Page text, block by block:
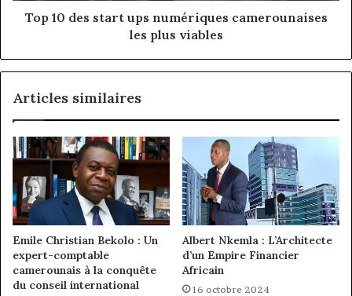
Top 10 des start ups numériques camerounaises
les plus viables
Articles similaires
Emile Christian Bekolo : Un
expert-comptable
camerounais à la conquête
du conseil international
Albert Nkemla : L’Architecte
d’un Empire Financier
Africain
16 octobre 2024